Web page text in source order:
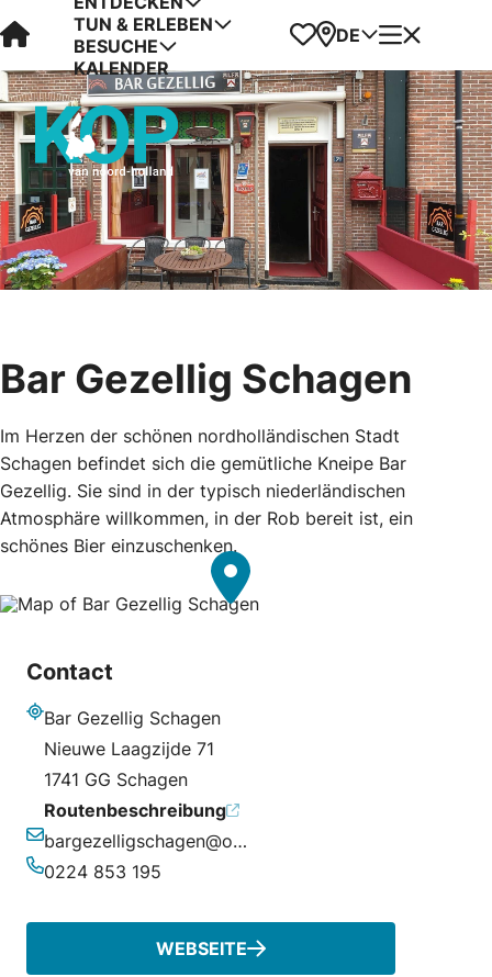
Visit Kop van Holland
TUN & ERLEBEN
BESUCHE
KALENDER
Favoriten
Karte
DE Menü
Bar Gezellig Schagen
Im Herzen der schönen nordholländischen Stadt
Schagen befindet sich die gemütliche Kneipe Bar
Gezellig. Sie sind in der typisch niederländischen
Atmosphäre willkommen, in der Rob bereit ist, ein
schönes Bier einzuschenken.
Contact
Bar Gezellig Schagen
Nieuwe Laagzijde 71
1741 GG Schagen
Routenbeschreibung
E-Mail-Adresse
bargezelligschagen@outlook.com
0224 853 195
WEBSEITE